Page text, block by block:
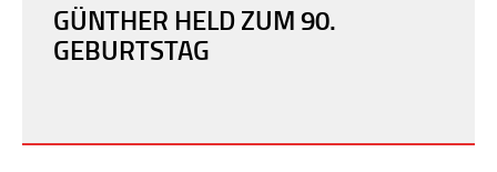
GÜNTHER HELD ZUM 90.
GEBURTSTAG